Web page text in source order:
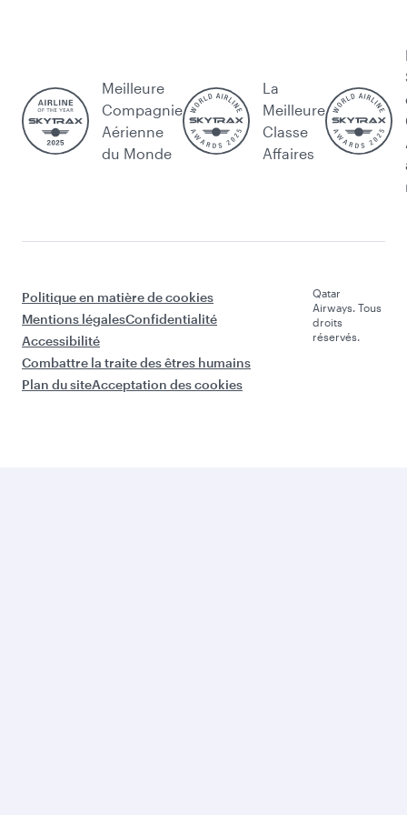
Meilleure
Compagnie
Aérienne
du Monde
La
Meilleure
Classe
Affaires
Politique en matière de cookies
Mentions légalesConfidentialité
Accessibilité
Combattre la traite des êtres humains
Plan du siteAcceptation des cookies
Qatar
Airways. Tous
droits
réservés.